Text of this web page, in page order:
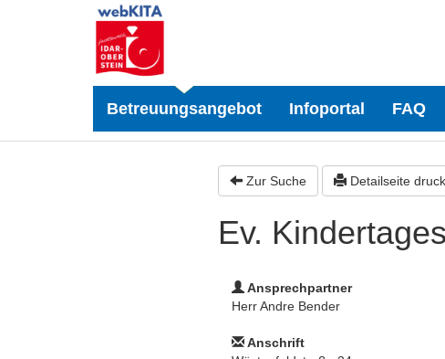
Betreuungsangebot Infoportal FAQ
Zur Suche Detailseite
Ev.
Ansprechpartner
Herr Andre Bender
Anschrift